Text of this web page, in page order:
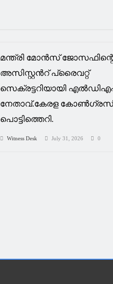
മന്ത്രി മോൻസ്
അസിസ്റ്റൻറ് പ്രൈവറ്റ്
സെക്രട്ടറിയായി
നേതാവ്.കേരള
പൊട്ടിത്തെറി.
Witness Desk July 31, 2026 0